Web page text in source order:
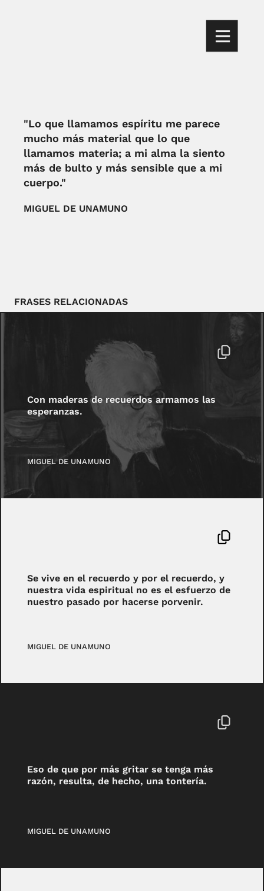
"Lo que llamamos espíritu me parece
mucho más material que lo que
llamamos materia; a mi alma la siento
más de bulto y más sensible que a mi
cuerpo."
MIGUEL DE UNAMUNO
FRASES RELACIONADAS
Con maderas de recuerdos armamos las
esperanzas.
MIGUEL DE UNAMUNO
Se vive en el recuerdo y por el recuerdo, y
nuestra vida espiritual no es el esfuerzo de
nuestro pasado por hacerse porvenir.
MIGUEL DE UNAMUNO
Eso de que por más gritar se tenga más
razón, resulta, de hecho, una tontería.
MIGUEL DE UNAMUNO